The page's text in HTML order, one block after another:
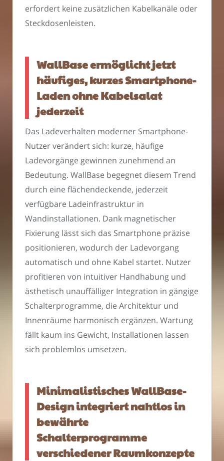
erfordert keine zusätzlichen Kabelkanäle oder
Steckdosenleisten.
WallBase ermöglicht jetzt
häufiges, kurzes Smartphone-
Laden ohne Kabelsalat
jederzeit
Das Ladeverhalten moderner Smartphone-
Nutzer verändert sich: kurze, häufige
Ladevorgänge gewinnen zunehmend an
Bedeutung. WallBase begegnet diesem Trend
durch eine flächendeckende, jederzeit
verfügbare Ladeinfrastruktur in
Wandinstallationen. Dank magnetischer
Fixierung lässt sich das Smartphone präzise
positionieren, wodurch der Ladevorgang
automatisch und ohne Kabel startet. Nutzer
profitieren von intuitiver Handhabung und
ästhetisch unauffälliger Integration in gängige
Schalterprogramme, die Architektur und
Innenräume harmonisch ergänzen. Wartung
fällt kaum ins Gewicht, Installationen lassen
sich problemlos umsetzen.
Minimalistisches WallBase-
Design integriert nahtlos in
bewährte
Schalterprogramme
verschiedener Raumkonzepte